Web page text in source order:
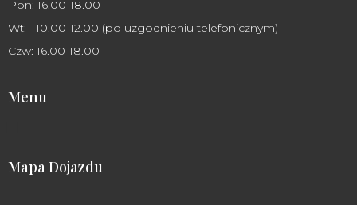
Pon: 16.00-18.00
Wt: 10.00-12.00 (po uzgodnieniu telefonicznym)
Czw: 16.00-18.00
Menu
Mapa Dojazdu